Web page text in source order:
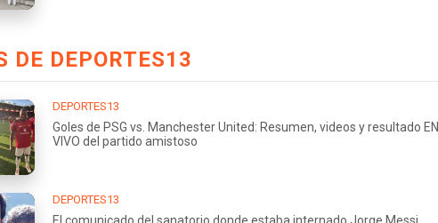
DE DEPORTES13
DEPORTES13
Goles de PSG vs. Manchester United: Resumen, videos y resultado EN
VIVO del partido amistoso
DEPORTES13